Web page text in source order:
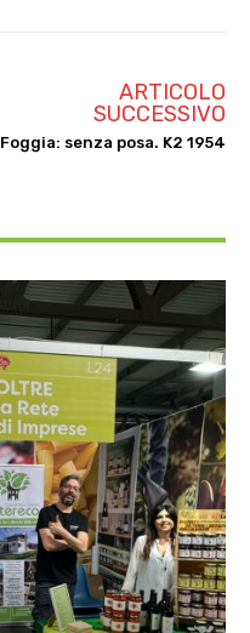
ARTICOLO
SUCCESSIVO
Foggia: senza posa. K2 1954